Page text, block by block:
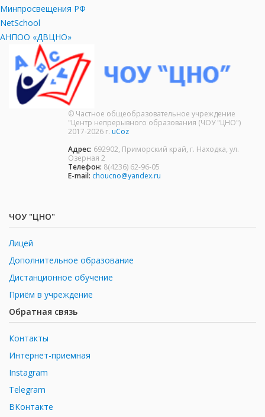
Минпросвещения РФ
NetSchool
АНПОО «ДВЦНО»
© Частное общеобразовательное учреждение
"Центр непрерывного образования (ЧОУ "ЦНО")
2017-2026 г. uCoz
Адрес: 692902, Приморский край, г. Находка, ул.
Озерная 2
Телефон: 8(4236) 62-96-05
E-mail: choucno@yandex.ru
ЧОУ "ЦНО"
Лицей
Дополнительное образование
Дистанционное обучение
Приём в учреждение
Обратная связь
Контакты
Интернет-приемная
Instagram
Telegram
ВКонтакте